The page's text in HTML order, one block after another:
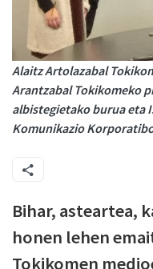
Alaitz Artolazabal
Arantzabal Tokikomeko
albistegietako burua eta
Komunikazio
Bihar, asteartea,
honen lehen
Tokikomen